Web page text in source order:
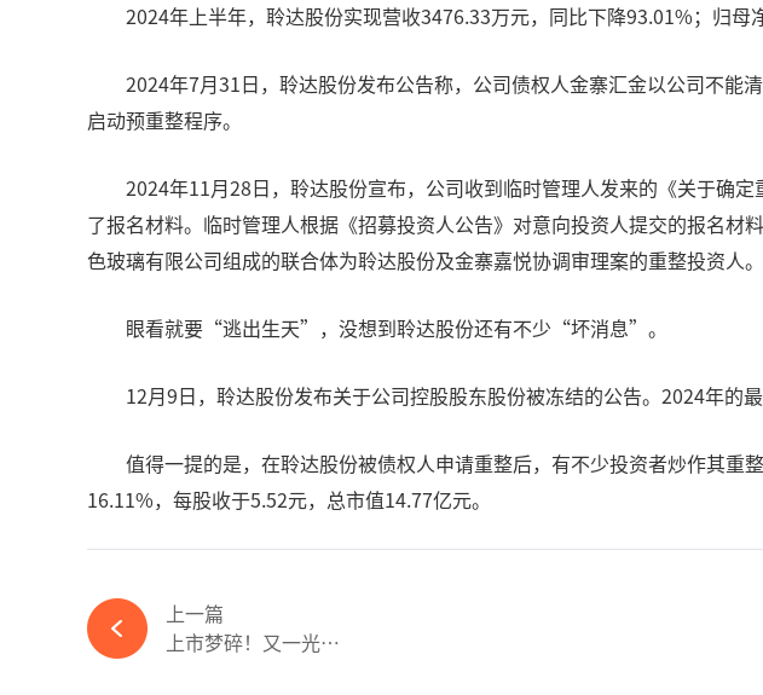
2024年上半年，聆达股份实现营收3476.33万元，同比下降93.01%；归母
2024年7月31日，聆达股份发布公告称，公司债权人金寨汇金以公司不
启动预重整程序。
2024年11月28日，聆达股份宣布，公司收到临时管理人发来的《关于确
了报名材料。临时管理人根据《招募投资人公告》对意向投资人提交的报名
色玻璃有限公司组成的联合体为聆达股份及金寨嘉悦协调审理案的重整投资人
眼看就要“逃出生天”，没想到聆达股份还有不少“坏消息”。
12月9日，聆达股份发布关于公司控股股东股份被冻结的公告。2024年的
值得一提的是，在聆达股份被债权人申请重整后，有不少投资者炒作其
16.11%，每股收于5.52元，总市值14.77亿元。
上一篇
上市梦碎！又一光伏企业终止IPO！-365wm完美体育官网